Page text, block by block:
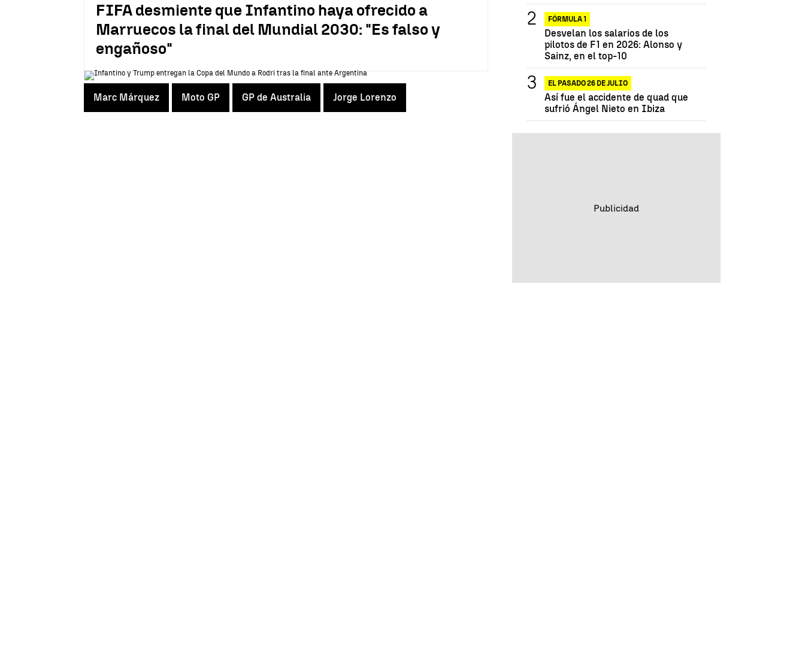
FIFA desmiente que Infantino haya ofrecido a
Marruecos la final del Mundial 2030: "Es falso y
engañoso"
Marc Márquez Moto GP GP de Australia Jorge Lorenzo
FÓRMULA 1
Desvelan los salarios de los
pilotos de F1 en 2026: Alonso y
Sainz, en el top-10
EL PASADO 26 DE JULIO
Así fue el accidente de quad que
sufrió Ángel Nieto en Ibiza